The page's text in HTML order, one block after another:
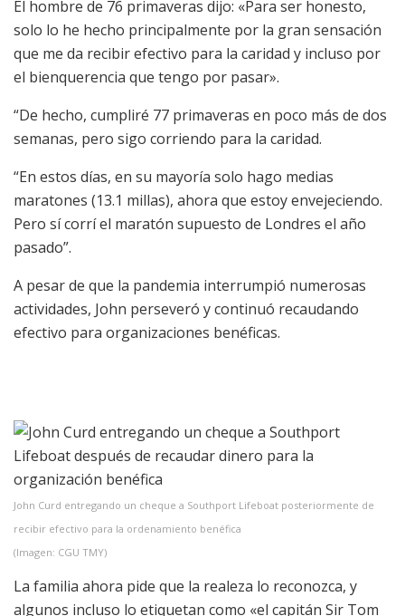
El hombre de 76 primaveras dijo: «Para ser honesto,
solo lo he hecho principalmente por la gran sensación
que me da recibir efectivo para la caridad y incluso por
el bienquerencia que tengo por pasar».
“De hecho, cumpliré 77 primaveras en poco más de dos
semanas, pero sigo corriendo para la caridad.
“En estos días, en su mayoría solo hago medias
maratones (13.1 millas), ahora que estoy envejeciendo.
Pero sí corrí el maratón supuesto de Londres el año
pasado”.
A pesar de que la pandemia interrumpió numerosas
actividades, John perseveró y continuó recaudando
efectivo para organizaciones benéficas.
John Curd entregando un cheque a Southport Lifeboat posteriormente de
recibir efectivo para la ordenamiento benéfica
(Imagen: CGU TMY)
La familia ahora pide que la realeza lo reconozca, y
algunos incluso lo etiquetan como «el capitán Sir Tom